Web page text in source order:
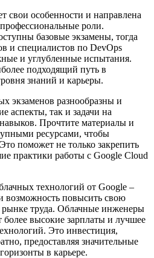
свои особенности и направлена
роли.
базовые экзамены, тогда
и специалистов по DevOps
и углубленные испытания.
подходящий путь в
знаний и карьеры.
экзаменов разнообразны и
аспекты, так и задачи на
Прочтите материалы и
ресурсами, чтобы
поможет не только закрепить
практики работы с Google Cloud
технологий от Google –
возможность повысить свою
рынке труда. Облачные инженеры
высокие зарплаты и лучшее
Это инвестиция,
предоставляя значительные
в карьере.